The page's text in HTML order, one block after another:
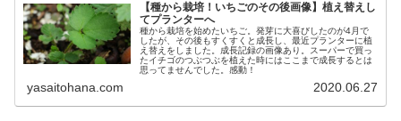
【種から栽培！いちごのその後画像】植え替えし
てプランターへ
種から栽培を始めたいちご。発芽に大喜びしたのが4月で
したが、その後もすくすくと成長し、最近プランターに植
え替えをしました。成長記録の画像あり。スーパーで買っ
たイチゴのつぶつぶを植えた時にはここまで成長するとは
思ってませんでした。感動！
yasaitohana.com 2020.06.27